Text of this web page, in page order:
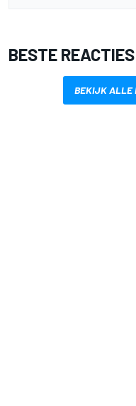
BESTE REACTIES
BEKIJK ALLE